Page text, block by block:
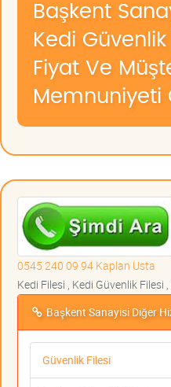
Başkent
Kedi
Fiyat Ve
Memnuniyeti
0545 240 09 94 Kaplan Usta
Kedi Filesi , Kedi Güvenlik Filesi
Başkent Sanayisi Diğer
Güvenlik Filesi